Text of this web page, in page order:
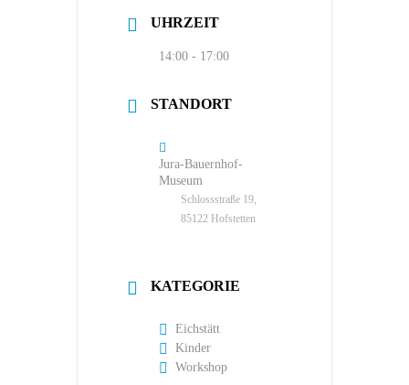
UHRZEIT
14:00 - 17:00
STANDORT
Jura-Bauernhof-
Museum
Schlossstraße 19,
85122 Hofstetten
KATEGORIE
Eichstätt
Kinder
Workshop